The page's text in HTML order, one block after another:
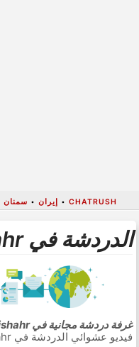
CHATRUSH
• إيران • سمنان
الدردشة في Mahdishahr
غرفة دردشة مجانية في Mahdishahr
فيديو عشوائي الدردشة في Mahdishahr.